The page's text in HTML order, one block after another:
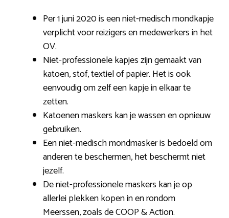
Per 1 juni 2020 is een niet-medisch mondkapje
verplicht voor reizigers en medewerkers in het
OV.
Niet-professionele kapjes zijn gemaakt van
katoen, stof, textiel of papier. Het is ook
eenvoudig om zelf een kapje in elkaar te
zetten.
Katoenen maskers kan je wassen en opnieuw
gebruiken.
Een niet-medisch mondmasker is bedoeld om
anderen te beschermen, het beschermt niet
jezelf.
De niet-professionele maskers kan je op
allerlei plekken kopen in en rondom
Meerssen, zoals de COOP & Action.